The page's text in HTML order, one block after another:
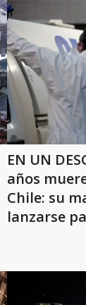
EN UN
años
Chile: su
lanzarse